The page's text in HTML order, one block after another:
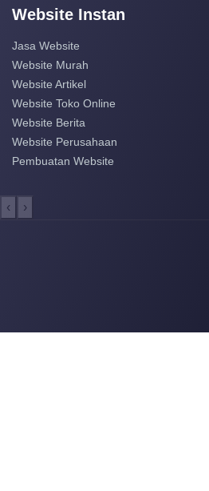
Website Instan
Jasa Website
Website Murah
Website Artikel
Website Toko Online
Website Berita
Website Perusahaan
Pembuatan Website
‹ ›